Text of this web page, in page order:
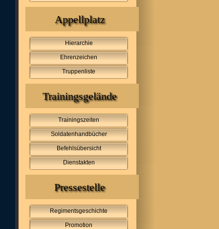
Appellplatz
Hierarchie
Ehrenzeichen
Truppenliste
Trainingsgelände
Trainingszeiten
Soldatenhandbücher
Befehlsübersicht
Dienstakten
Pressestelle
Regimentsgeschichte
Promotion